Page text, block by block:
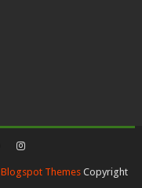
Blogspot ThemesCopyright